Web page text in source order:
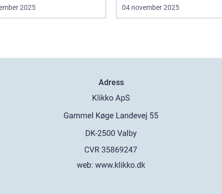
2025 04 november 2025
Adress
web: www.klikko.dk